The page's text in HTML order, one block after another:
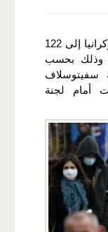
ارتفعت حصيلة ضحايا الإنفلونزا في أوكرانيا إلى 122
وذلك بحسب
سفيتوسلاف
أمام لجنة